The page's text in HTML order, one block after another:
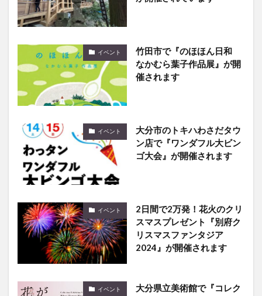
イベント
竹田市で『のほほん日和
なかむら葉子作品展』が開
催されます
イベント
大分市のトキハわさだタウ
ン店で『ワンダフル大ビン
ゴ大会』が開催されます
イベント
2日間で2万発！花火のクリ
スマスプレゼント『別府ク
リスマスファンタジア
2024』が開催されます
イベント
大分県立美術館で『コレク